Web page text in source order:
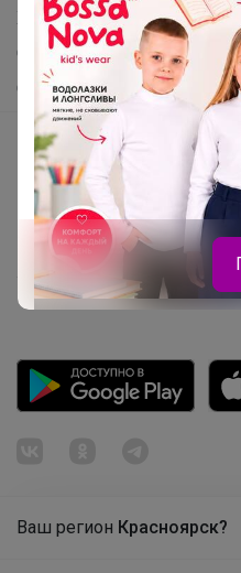
Ваш регион Красноярск?
Хиты продаж
Самое желанное
Самое быстрое
Начать зарабатывать с 24-
Picabox.ru - Лучшее
Розыгрыш - Генератор
Пульс нашего
Укорачиватель ссылок
Скидки -20% на
Продолжая использовать